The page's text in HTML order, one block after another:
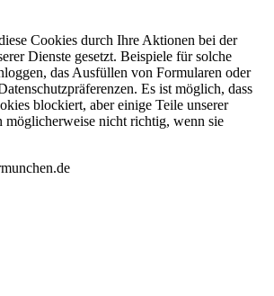
Cookies durch Ihre Aktionen bei der
Dienste gesetzt. Beispiele für solche
das Ausfüllen von Formularen oder
Es ist möglich, dass
blockiert, aber einige Teile unserer
möglicherweise nicht richtig, wenn sie